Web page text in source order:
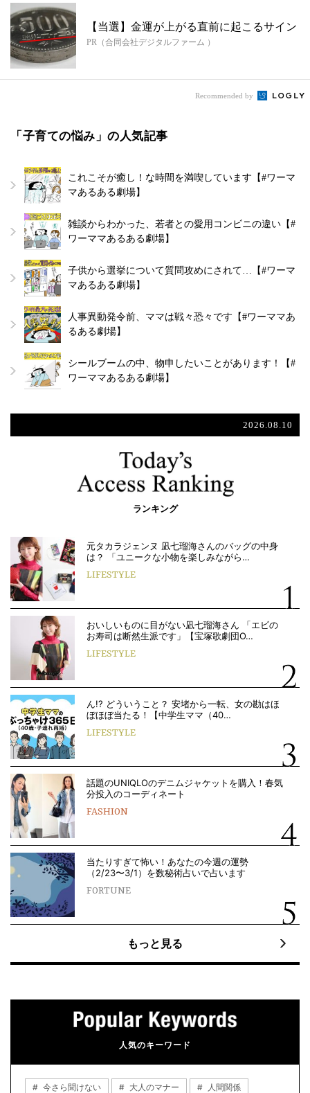
【当選】金運が上がる直前に起こるサイン
PR（合同会社デジタルファーム ）
Recommended by
「子育ての悩み」の人気記事
これこそが癒し！な時間を満喫しています【#ワーマ
マあるある劇場】
雑談からわかった、若者との愛用コンビニの違い【#
ワーママあるある劇場】
子供から選挙について質問攻めにされて…【#ワーマ
マあるある劇場】
人事異動発令前、ママは戦々恐々です【#ワーママあ
るある劇場】
シールブームの中、物申したいことがあります！【#
ワーママあるある劇場】
2026.08.10
ランキング
元タカラジェンヌ 凪七瑠海さんのバッグの中身
は？ 「ユニークな小物を楽しみながら…
LIFESTYLE
おいしいものに目がない凪七瑠海さん 「エビの
お寿司は断然生派です」【宝塚歌劇団O…
LIFESTYLE
ん!? どういうこと？ 安堵から一転、女の勘はほ
ぼほぼ当たる！【中学生ママ（40…
LIFESTYLE
話題のUNIQLOのデニムジャケットを購入！春気
分投入のコーディネート
FASHION
当たりすぎて怖い！あなたの今週の運勢
（2/23〜3/1）を数秘術占いで占います
FORTUNE
もっと見る
人気のキーワード
今さら聞けない 大人のマナー 人間関係